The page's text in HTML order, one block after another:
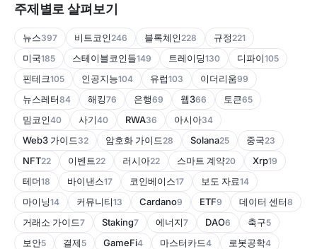
주제별로 살펴보기
뉴스397 비트코인 246 블록체인 228 규정 221
미국185 스테이블코인들149 트레이딩130 디파이105
핀테크105 인공지능104 유럽103 이더리움99
뉴스레터84 해킹76 은행69 웹366 토큰65
밈코인40 사기40 RWA36 아시아34
Web3 가이드 32 암호화 가이드 28 Solana25 중국23
NFT22 이벤트 22 러시아22 스마트 계약20 Xrp19
테더18 바이낸스17 코인베이스17 보도 자료14
마이닝14 커뮤니티13 Cardano9 ETF9 데이터 센터8
거래소 가이드7 Staking7 에너지7 DAO6 축구5
보안5 결제 5 GameFi4 마스터카드4 로봇공학4